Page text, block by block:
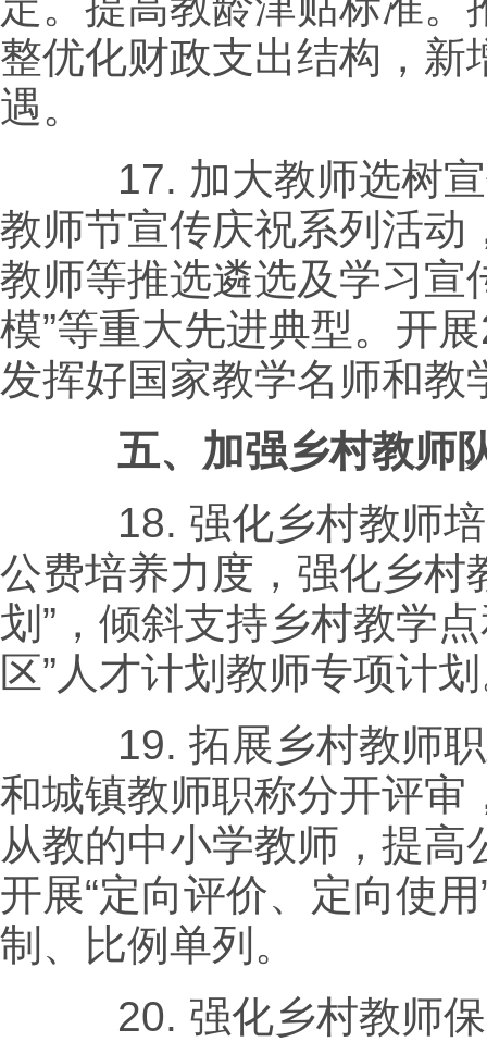
整优化财政支出结构，新
遇。
17. 加大教师选树
教师节宣传庆祝系列活动
教师等推选遴选及学习宣
模”等重大先进典型。开展
发挥好国家教学名师和教
五、加强乡村教师
18. 强化乡村教师
公费培养力度，强化乡村
划”，倾斜支持乡村教学
区”人才计划教师专项计
19. 拓展乡村教师
和城镇教师职称分开评审
从教的中小学教师，提
开展“定向评价、定向使
制、比例单列。
20. 强化乡村教师